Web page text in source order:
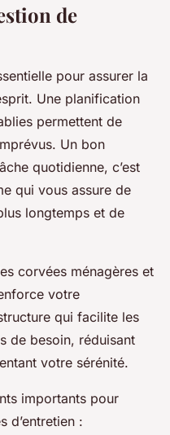
de
pour assurer la
Une planification
permettent de
Un bon
quotidienne, c’est
qui vous assure de
longtemps et de
corvées ménagères et
votre
qui facilite les
de besoin, réduisant
votre sérénité.
importants pour
d’entretien :